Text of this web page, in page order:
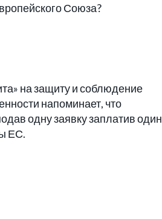
Союза?
на защиту и соблюдение
напоминает, что
одну заявку заплатив один
ЕС.